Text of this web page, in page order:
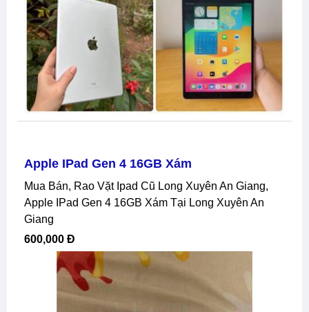
Apple IPad Gen 4 16GB Xám
Mua Bán, Rao Vặt Ipad Cũ Long Xuyên An Giang,
Apple IPad Gen 4 16GB Xám Tại Long Xuyên An
Giang
600,000 Đ